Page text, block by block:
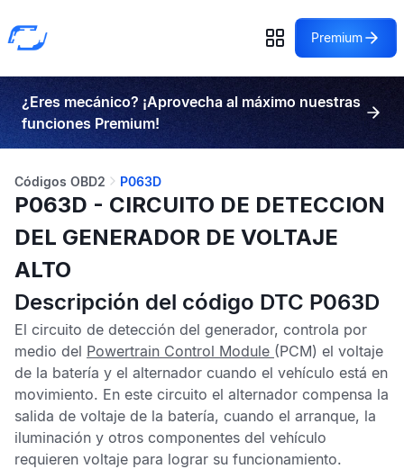
Premium
¿Eres mecánico? ¡Aprovecha al máximo nuestras
funciones Premium!
Códigos OBD2 P063D
P063D - CIRCUITO DE DETECCION
DEL GENERADOR DE VOLTAJE
ALTO
Descripción del código DTC P063D
El circuito de detección del generador, controla por
medio del Powertrain Control Module (PCM) el voltaje
de la batería y el alternador cuando el vehículo está en
movimiento. En este circuito el alternador compensa la
salida de voltaje de la batería, cuando el arranque, la
iluminación y otros componentes del vehículo
requieren voltaje para lograr su funcionamiento.